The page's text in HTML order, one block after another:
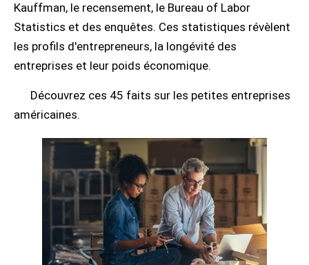
Kauffman, le recensement, le Bureau of Labor
Statistics et des enquêtes. Ces statistiques révèlent
les profils d'entrepreneurs, la longévité des
entreprises et leur poids économique.
Découvrez ces 45 faits sur les petites entreprises
américaines.